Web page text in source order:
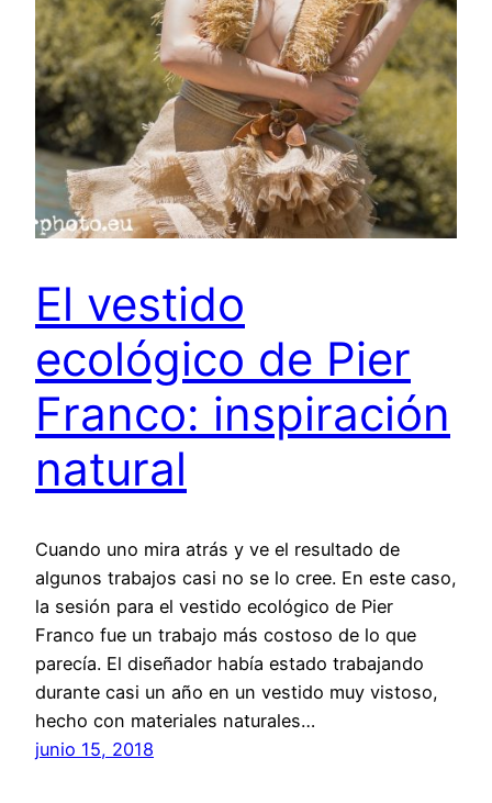
El vestido
ecológico de Pier
Franco: inspiración
natural
Cuando uno mira atrás y ve el resultado de
algunos trabajos casi no se lo cree. En este caso,
la sesión para el vestido ecológico de Pier
Franco fue un trabajo más costoso de lo que
parecía. El diseñador había estado trabajando
durante casi un año en un vestido muy vistoso,
hecho con materiales naturales…
junio 15, 2018